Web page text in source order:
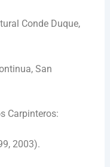
Conde Duque,
San
Carpinteros:
2003).